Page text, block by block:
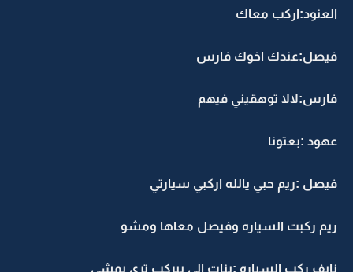
العنود:اركب معاك
فيصل:عندك اخوك فارس
فارس:لالا توهقيني فيهم
عهود :بعتونا
فيصل :ريم حبي يالله اركبي سيارتي
ريم ركبت السياره وفيصل معاها ومشو
نايف ركب السياره :بنات الي بيركب ترى بمشي